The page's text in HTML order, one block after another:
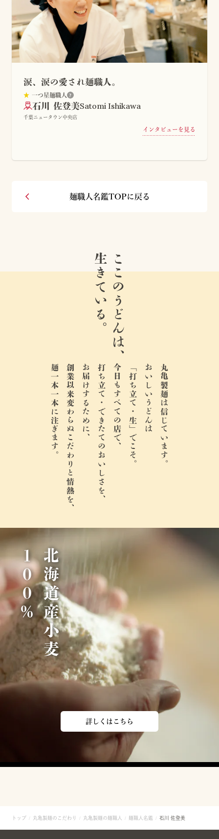
涙、涙の愛され麺職人。
★ 一つ星麺職人 ?
石川 佐登美Satomi Ishikawa
千葉ニュータウン中央店
インタビューを見る
麺職人名鑑TOPに戻る
ここのうどんは、
生きている。
丸亀製麺は信じています。
おいしいうどんは
「打ち立て・生」でこそ。
今日もすべての店で、
打ち立て・できたてのおいしさを、
お届けするために、
創業以来変わらぬこだわりと情熱を、
麺一本一本に注ぎます。
北
海
道
産
小
麦
1
0
0
％
詳しくはこちら
トップ 丸亀製麺のこだわり 丸亀製麺の麺職人 麺職人名鑑 石川 佐登美